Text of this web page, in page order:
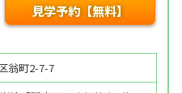
見学予約【無料】
翁町2-7-7